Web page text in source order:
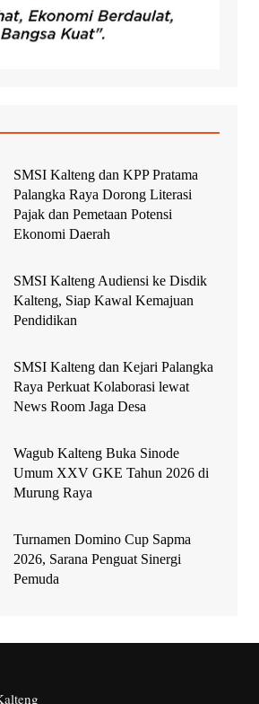
SMSI Kalteng dan KPP Pratama
Palangka Raya Dorong Literasi
Pajak dan Pemetaan Potensi
Ekonomi Daerah
SMSI Kalteng Audiensi ke Disdik
Kalteng, Siap Kawal Kemajuan
Pendidikan
SMSI Kalteng dan Kejari Palangka
Raya Perkuat Kolaborasi lewat
News Room Jaga Desa
Wagub Kalteng Buka Sinode
Umum XXV GKE Tahun 2026 di
Murung Raya
Turnamen Domino Cup Sapma
2026, Sarana Penguat Sinergi
Pemuda